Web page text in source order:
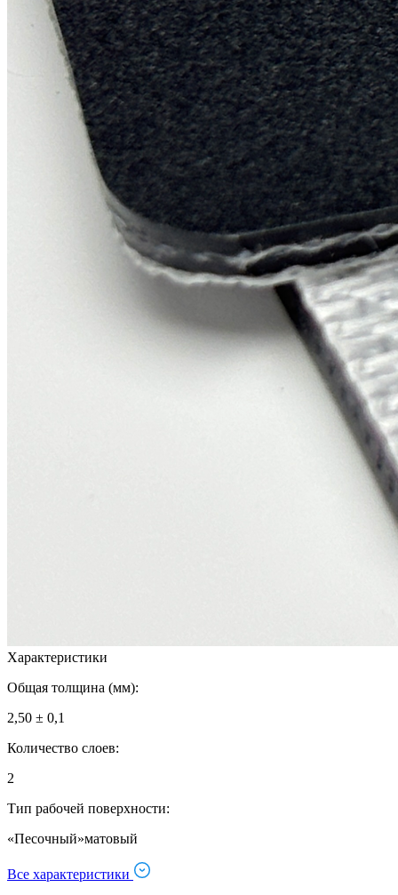
Характеристики
Общая толщина (мм):
2,50 ± 0,1
Количество слоев:
2
Тип рабочей поверхности:
«Песочный»матовый
Все характеристики